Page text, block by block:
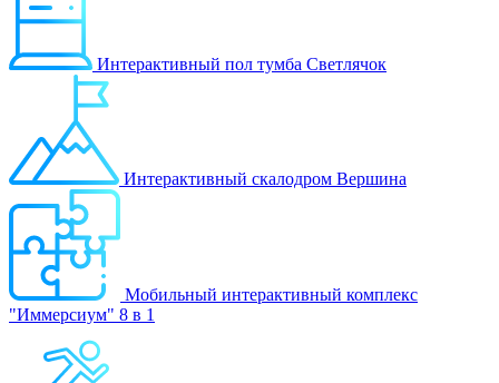
Интерактивный пол тумба Светлячок
Интерактивный скалодром Вершина
Мобильный интерактивный комплекс
"Иммерсиум" 8 в 1